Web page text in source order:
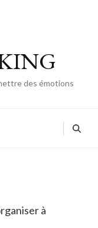
des émotions
à